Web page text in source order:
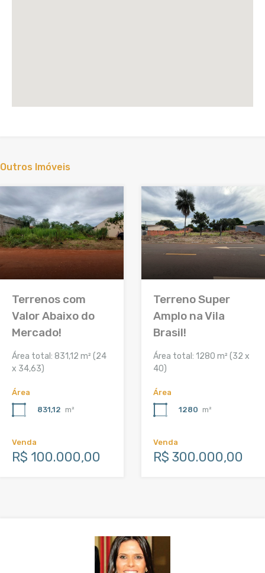
Outros Imóveis
Terrenos com
Valor Abaixo do
Mercado!
Área total: 831,12 m² (24
x 34,63)
Área
831,12 m²
Venda
R$ 100.000,00
Terreno Super
Amplo na Vila
Brasil!
Área total: 1280 m² (32 x
40)
Área
1280 m²
Venda
R$ 300.000,00